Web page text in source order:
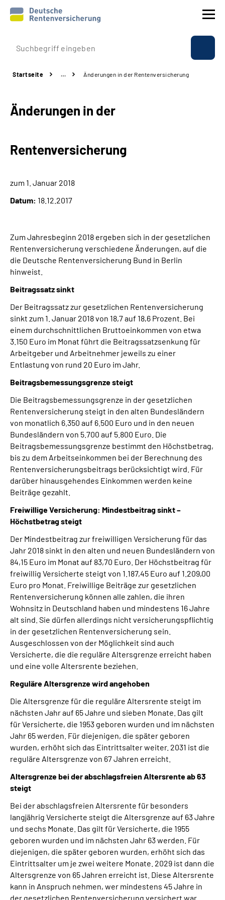
Prävention
Rente
Suche
Language
Inhalte in Gebärdensprache (DGS)
Leichte Sprache
Startseite … Änderungen in der Rentenversicherung
Änderungen in der
Rentenversicherung
zum 1. Januar 2018
Datum: 18.12.2017
Zum Jahresbeginn 2018 ergeben sich in der gesetzlichen
Rentenversicherung verschiedene Änderungen, auf die
die Deutsche Rentenversicherung Bund in Berlin
hinweist.
Beitragssatz sinkt
Der Beitragssatz zur gesetzlichen Rentenversicherung
sinkt zum 1. Januar 2018 von 18,7 auf 18,6 Prozent. Bei
einem durchschnittlichen Bruttoeinkommen von etwa
3.150 Euro im Monat führt die Beitragssatzsenkung für
Arbeitgeber und Arbeitnehmer jeweils zu einer
Entlastung von rund 20 Euro im Jahr.
Beitragsbemessungsgrenze steigt
Die Beitragsbemessungsgrenze in der gesetzlichen
Rentenversicherung steigt in den alten Bundesländern
von monatlich 6.350 auf 6.500 Euro und in den neuen
Bundesländern von 5.700 auf 5.800 Euro. Die
Beitragsbemessungsgrenze bestimmt den Höchstbetrag,
bis zu dem Arbeitseinkommen bei der Berechnung des
Rentenversicherungsbeitrags berücksichtigt wird. Für
darüber hinausgehendes Einkommen werden keine
Beiträge gezahlt.
Freiwillige Versicherung: Mindestbeitrag sinkt –
Höchstbetrag steigt
Der Mindestbeitrag zur freiwilligen Versicherung für das
Jahr 2018 sinkt in den alten und neuen Bundesländern von
84,15 Euro im Monat auf 83,70 Euro. Der Höchstbeitrag für
freiwillig Versicherte steigt von 1.187,45 Euro auf 1.209,00
Euro pro Monat. Freiwillige Beiträge zur gesetzlichen
Rentenversicherung können alle zahlen, die ihren
Wohnsitz in Deutschland haben und mindestens 16 Jahre
alt sind. Sie dürfen allerdings nicht versicherungspflichtig
in der gesetzlichen Rentenversicherung sein.
Ausgeschlossen von der Möglichkeit sind auch
Versicherte, die die reguläre Altersgrenze erreicht haben
und eine volle Altersrente beziehen.
Reguläre Altersgrenze wird angehoben
Die Altersgrenze für die reguläre Altersrente steigt im
nächsten Jahr auf 65 Jahre und sieben Monate. Das gilt
für Versicherte, die 1953 geboren wurden und im nächsten
Jahr 65 werden. Für diejenigen, die später geboren
wurden, erhöht sich das Eintrittsalter weiter. 2031 ist die
reguläre Altersgrenze von 67 Jahren erreicht.
Altersgrenze bei der abschlagsfreien Altersrente ab 63
steigt
Bei der abschlagsfreien Altersrente für besonders
langjährig Versicherte steigt die Altersgrenze auf 63 Jahre
und sechs Monate. Das gilt für Versicherte, die 1955
geboren wurden und im nächsten Jahr 63 werden. Für
diejenigen, die später geboren wurden, erhöht sich das
Eintrittsalter um je zwei weitere Monate. 2029 ist dann die
Altersgrenze von 65 Jahren erreicht ist. Diese Altersrente
kann in Anspruch nehmen, wer mindestens 45 Jahre in
der gesetzlichen Rentenversicherung versichert war.